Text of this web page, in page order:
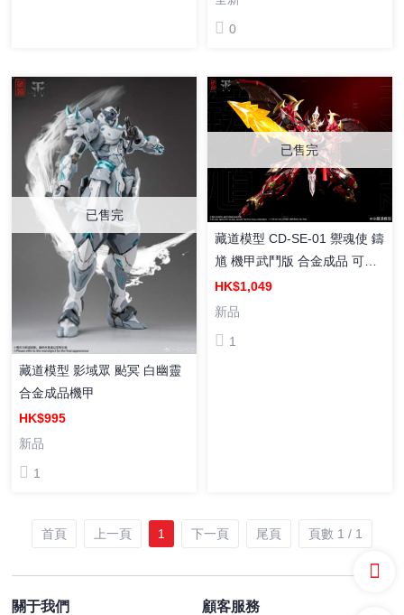
0
已售完
藏道模型 影域眾 颭冥 白幽靈
合金成品機甲
HK$995
新品
1
已售完
藏道模型 CD-SE-01 禦魂使 鑄
馗 機甲武鬥版 合金成品 可動
機甲
HK$1,049
新品
1
首頁 上一頁 1 下一頁 尾頁 頁數 1 / 1
關于我們 顧客服務